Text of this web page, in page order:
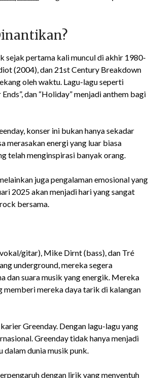
sejak pertama kali muncul di akhir 1980-
(2004), dan 21st Century Breakdown
oleh waktu. Lagu-lagu seperti
dan “Holiday” menjadi anthem bagi
konser ini bukan hanya sekadar
merasakan energi yang luar biasa
telah menginspirasi banyak orang.
juga pengalaman emosional yang
2025 akan menjadi hari yang sangat
bersama.
gitar), Mike Dirnt (bass), dan Tré
underground, mereka segera
dan suara musik yang energik. Mereka
memberi mereka daya tarik di kalangan
Greenday. Dengan lagu-lagu yang
Greenday tidak hanya menjadi
dunia musik punk.
dengan lirik yang menyentuh